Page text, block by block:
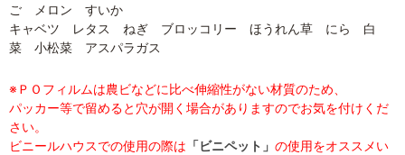
ご メロン すいか
キャベツ レタス ねぎ ブロッコリー ほうれん草 にら 白
菜 小松菜 アスパラガス
※ＰＯフィルムは農ビなどに比べ伸縮性がない材質のため、
パッカー等で留めると穴が開く場合がありますのでお気を付けくだ
さい。
ビニールハウスでの使用の際は 「ビニペット」 の使用をオススメい